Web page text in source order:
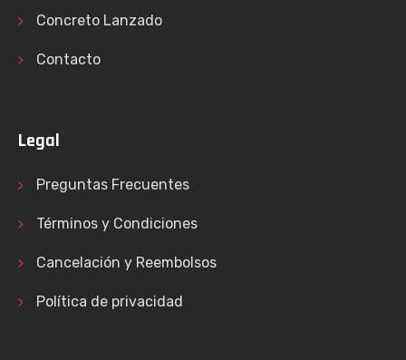
Concreto Lanzado
Contacto
Legal
Preguntas Frecuentes
Términos y Condiciones
Cancelación y Reembolsos
Política de privacidad